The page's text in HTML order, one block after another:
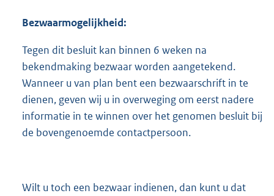
n
l
i
n
k
:
Bezwaarmogelijkheid:
Tegen dit besluit kan binnen 6 weken na
bekendmaking bezwaar worden aangetekend.
Wanneer u van plan bent een bezwaarschrift in te
dienen, geven wij u in overweging om eerst nadere
informatie in te winnen over het genomen besluit bij
de bovengenoemde contactpersoon.
Wilt u toch een bezwaar indienen, dan kunt u dat